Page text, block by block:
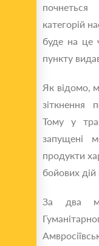
почнеться
категорій
буде на це
пункту
Як відомо,
зіткнення
Тому у
запущені
продукти
бойових дій
За два